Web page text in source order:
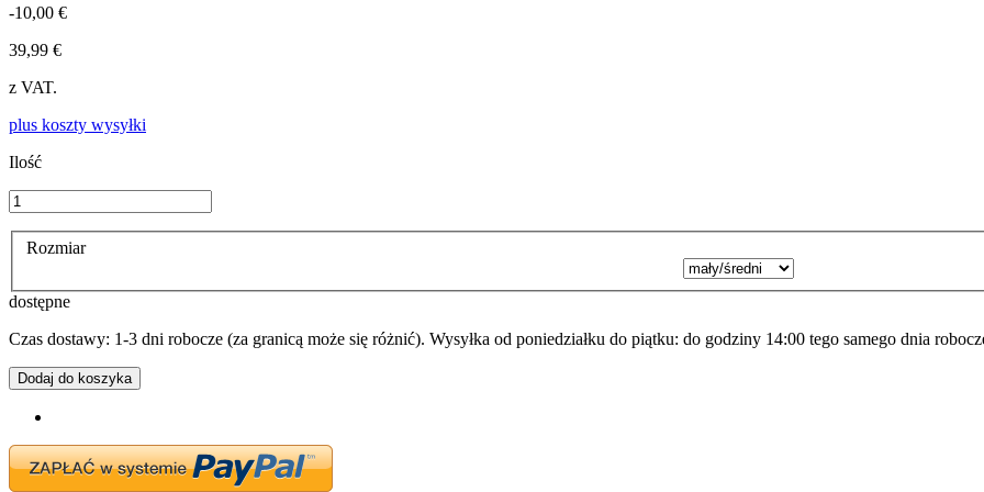
-10,00 €
39,99 €
z VAT.
plus koszty wysyłki
Ilość
Rozmiar
dostępne
Czas dostawy: 1-3 dni robocze (za granicą może się różnić). Wysyłka od poniedziałku do piątku: do godziny 14:00 tego samego dnia
Dodaj do koszyka